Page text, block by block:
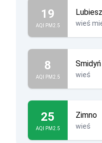
19
AQI PM2.5 wieś
8
AQI PM2.5
Smidyń
wieś
25
AQI PM2.5
Zimno
wieś